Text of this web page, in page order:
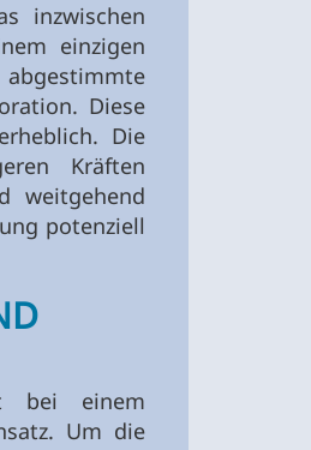
inzwischen
einzigen
Diese
Die
Kräften
weitgehend
potenziell
bei einem
Um die